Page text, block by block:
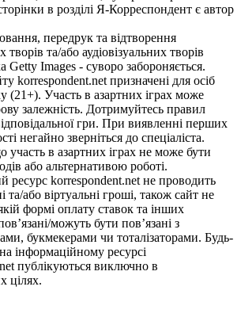
в розділі Я-Корреспондент є автор
передрук та відтворення
творів та/або аудіовізуальних творів
Getty Images - суворо забороняється.
korrespondent.net призначені для осіб
(21+). Участь в азартних іграх може
залежність. Дотримуйтесь правил
гри. При виявленні перших
негайно зверніться до спеціаліста.
участь в азартних іграх не може бути
або альтернативою роботі.
ресурс korrespondent.net не проводить
та/або віртуальні гроші, також сайт не
формі оплату ставок та інших
можуть бути пов’язані з
букмекерами чи тоталізаторами. Будь-
інформаційному ресурсі
публікуються виключно в
цілях.